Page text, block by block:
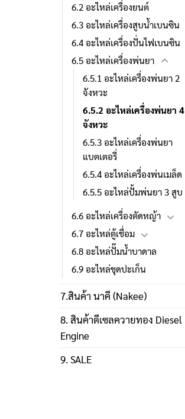
6.2 อะไหล่เครื่องยนต์
6.3 อะไหล่เครื่องสูบน้ำเบนซิน
6.4 อะไหล่เครื่องปั่นไฟเบนซิน
6.5 อะไหล่เครื่องพ่นยา
6.5.1 อะไหล่เครื่องพ่นยา 2
จังหวะ
6.5.2 อะไหล่เครื่องพ่นยา 4
จังหวะ
6.5.3 อะไหล่เครื่องพ่นยา
แบตเตอรี่
6.5.4 อะไหล่เครื่องพ่นเมล็ด
6.5.5 อะไหล่ปั้มพ่นยา 3 สูบ
6.6 อะไหล่เครื่องตัดหญ้า
6.7 อะไหล่ตู้เชื่อม
6.8 อะไหล่ปั๊มน้ำบาดาล
6.9 อะไหล่ชุดปะเก็น
7.สินค้า นาคี (Nakee)
8. สินค้าดีเซลควายทอง Diesel
Engine
9. SALE